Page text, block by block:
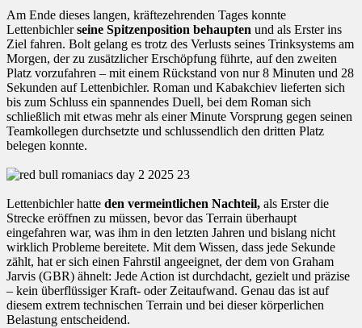
Am Ende dieses langen, kräftezehrenden Tages konnte
Lettenbichlerseine Spitzenposition behaupten und als Erster ins
Ziel fahren. Bolt gelang es trotz des Verlusts seines Trinksystems am
Morgen, der zu zusätzlicher Erschöpfung führte, auf den zweiten
Platz vorzufahren – mit einem Rückstand von nur 8 Minuten und 28
Sekunden auf Lettenbichler. Roman und Kabakchiev lieferten sich
bis zum Schluss ein spannendes Duell, bei dem Roman sich
schließlich mit etwas mehr als einer Minute Vorsprung gegen seinen
Teamkollegen durchsetzte und schlussendlich den dritten Platz
belegen konnte.
Lettenbichler hatte den vermeintlichen Nachteil, als Erster die
Strecke eröffnen zu müssen, bevor das Terrain überhaupt
eingefahren war, was ihm in den letzten Jahren und bislang nicht
wirklich Probleme bereitete. Mit dem Wissen, dass jede Sekunde
zählt, hat er sich einen Fahrstil angeeignet, der dem von Graham
Jarvis (GBR) ähnelt: Jede Action ist durchdacht, gezielt und präzise
– kein überflüssiger Kraft- oder Zeitaufwand. Genau das ist auf
diesem extrem technischen Terrain und bei dieser körperlichen
Belastung entscheidend.